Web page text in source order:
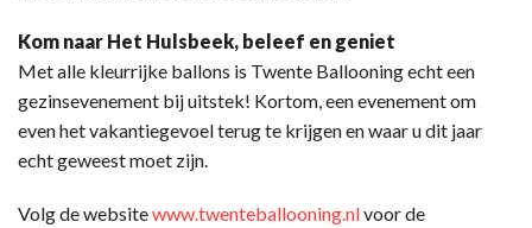
Kom naar Het Hulsbeek, beleef en geniet
Met alle kleurrijke ballons is Twente Ballooning echt een
gezinsevenement bij uitstek! Kortom, een evenement om
even het vakantiegevoel terug te krijgen en waar u dit jaar
echt geweest moet zijn.
Volg de websitewww.twenteballooning.nlvoor de